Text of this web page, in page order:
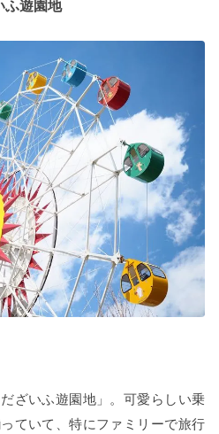
ふ遊園地
ざいふ遊園地」。可愛らしい乗
ていて、特にファミリーで旅行